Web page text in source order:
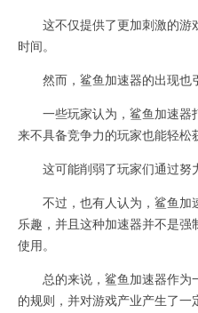
这不仅提供了更加刺激的游
时间。
然而，鲨鱼加速器的出现也
一些玩家认为，鲨鱼加速器
来不具备竞争力的玩家也能轻松
这可能削弱了玩家们通过努
不过，也有人认为，鲨鱼加
乐趣，并且这种加速器并不是
使用。
总的来说，鲨鱼加速器作为
的规则，并对游戏产业产生了一